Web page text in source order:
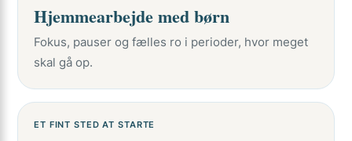
Hjemmearbejde med børn
Fokus, pauser og fælles ro i perioder, hvor meget
skal gå op.
ET FINT STED AT STARTE